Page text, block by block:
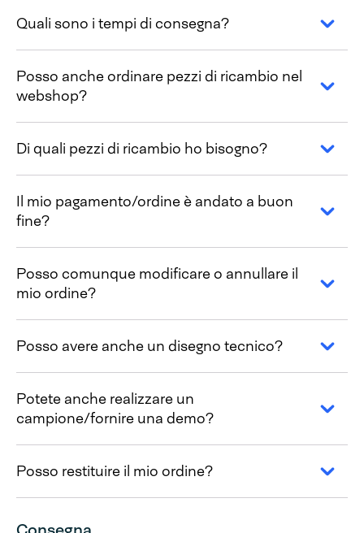
Quali sono i tempi di consegna?
Posso anche ordinare pezzi di ricambio nel
webshop?
Di quali pezzi di ricambio ho bisogno?
Il mio pagamento/ordine è andato a buon
fine?
Posso comunque modificare o annullare il
mio ordine?
Posso avere anche un disegno tecnico?
Potete anche realizzare un
campione/fornire una demo?
Posso restituire il mio ordine?